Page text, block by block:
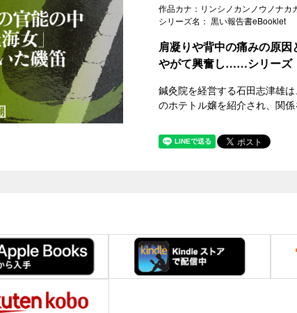
作品カナ：リンシノカンノウノナカ
シリーズ名： 黒い報告書eBooklet
肩凝りや背中の痛みの原
やがて興奮し……シリーズ
鍼灸院を経営する石田志津雄
のホテトル嬢を紹介され、関